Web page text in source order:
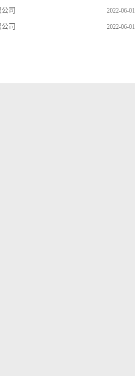
2022-06-01
司
2022-06-01
司